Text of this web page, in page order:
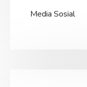
Media Sosial